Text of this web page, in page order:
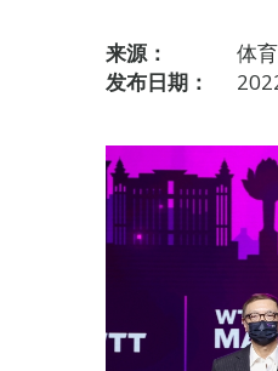
来源：
体
发布日期：